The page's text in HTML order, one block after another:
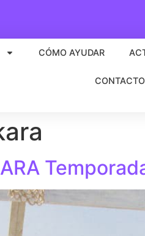
CÓMO AYUDAR
CONTACTO